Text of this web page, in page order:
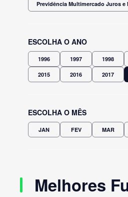
Previdência Multimercado Juros e
ESCOLHA O ANO
1996 1997 1998
2015 2016 2017
ESCOLHA O MÊS
JAN FEV MAR
Melhores